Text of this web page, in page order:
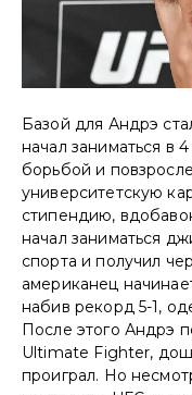
Базой для Андрэ
начал заниматься в
борьбой и
университетскую
стипендию,
начал заниматься
спорта и получил
американец
набив рекорд 5-1,
После этого Андрэ
Ultimate Fighter,
проиграл. Но